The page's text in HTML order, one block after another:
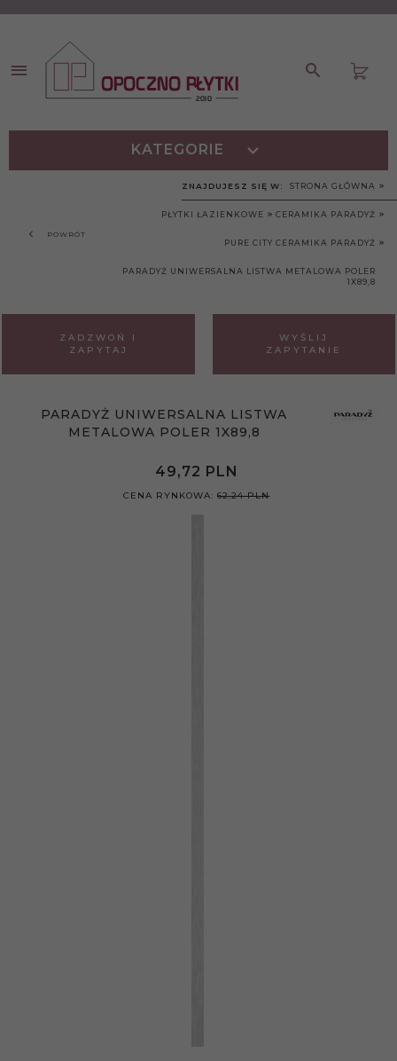
KATEGORIE
POWRÓT
ZNAJDUJESZ SIĘ W: STRONA GŁÓWNA
PŁYTKI ŁAZIENKOWE CERAMIKA PARADYŻ
PURE CITY CERAMIKA PARADYŻ
PARADYŻ UNIWERSALNA LISTWA METALOWA POLER
1X89,8
ZADZWOŃ I
ZAPYTAJ
WYŚLIJ
ZAPYTANIE
PARADYŻ UNIWERSALNA LISTWA
METALOWA POLER 1X89,8
49,72 PLN
CENA RYNKOWA:62.24 PLN